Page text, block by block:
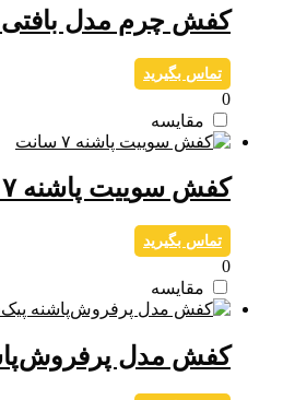
کفش چرم مدل بافتی
تماس بگیرید
0
مقایسه
کفش سوییت پاشنه ۷ سانت
تماس بگیرید
0
مقایسه
کفش مدل پرفروش‌پاشنه